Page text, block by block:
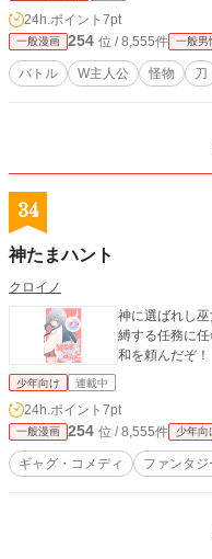
24h.ポイント 7pt
一般漫画 254 位 / 8,555件 一般男
バトル W主人公 怪物 刀
34
神たまハント
クロイノ
神に選ばれし
縛する任務に
和を頼んだぞ！
少年向け 連載中
24h.ポイント 7pt
一般漫画 254 位 / 8,555件 少年向
ギャグ・コメディ ファンタジ